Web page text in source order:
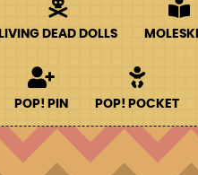
LIVING DEAD DOLLS
POP! PIN POP! POCKET